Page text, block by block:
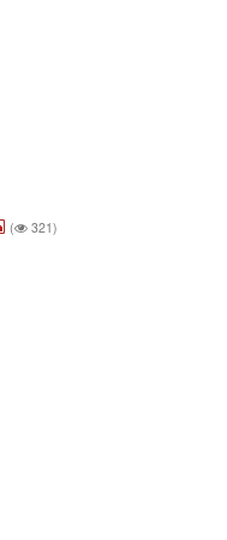
( 321)